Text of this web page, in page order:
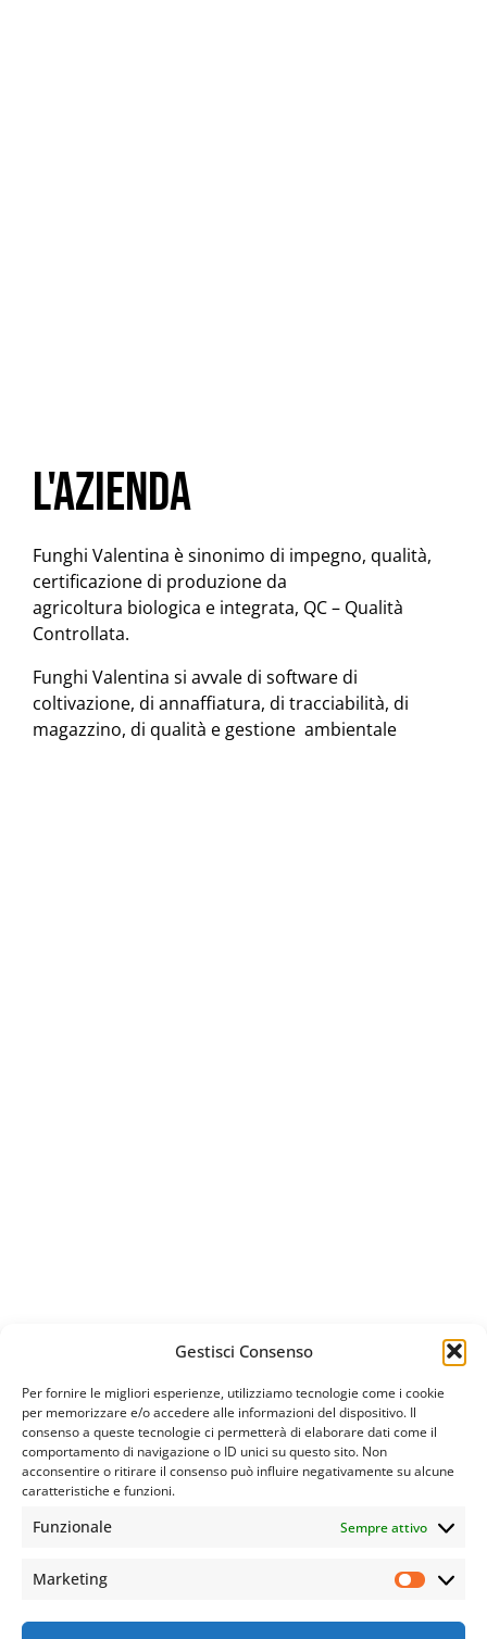
Gestisci Consenso
Per fornire le migliori esperienze, utilizziamo tecnologie come i cookie
per memorizzare e/o accedere alle informazioni del dispositivo. Il
consenso a queste tecnologie ci permetterà di elaborare dati come il
comportamento di navigazione o ID unici su questo sito. Non
acconsentire o ritirare il consenso può influire negativamente su alcune
caratteristiche e funzioni.
Funzionale Sempre attivo
Marketing
L'Azienda
Funghi Valentina è sinonimo di impegno, qualità,
certificazione di produzione da
agricoltura biologica e integrata, QC – Qualità
Controllata.
Funghi Valentina si avvale di software di
coltivazione, di annaffiatura, di tracciabilità, di
magazzino, di qualità e gestione ambientale